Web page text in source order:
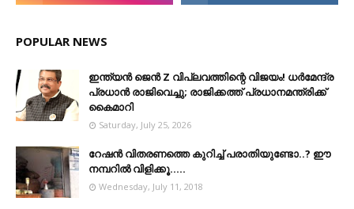
POPULAR NEWS
ഇന്ത്യൻ ജെൻ Z വിപ്ലവത്തിന്റെ വിജയം! ധർമേന്ദ്ര
പ്രധാൻ രാജിവെച്ചു; രാജിക്കത്ത് പ്രധാനമന്ത്രിക്ക്
കൈമാറി
Saturday, July 25, 2026
റേഷൻ വിതരണത്തെ കുറിച്ച് പരാതിയുണ്ടോ..? ഈ
നമ്പറില്‍ വിളിക്കൂ.....
Wednesday, July 11, 2018